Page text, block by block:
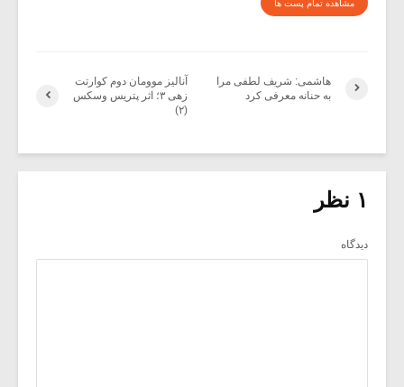
مشاهده تمام پست ها
آنالیز موومان دوم کوارتت
زهی ۳؛ اثر پتریس وسکس
(۲)
هاشمی: شریف لطفی مرا
به حنانه معرفی کرد
۱ نظر
دیدگاه